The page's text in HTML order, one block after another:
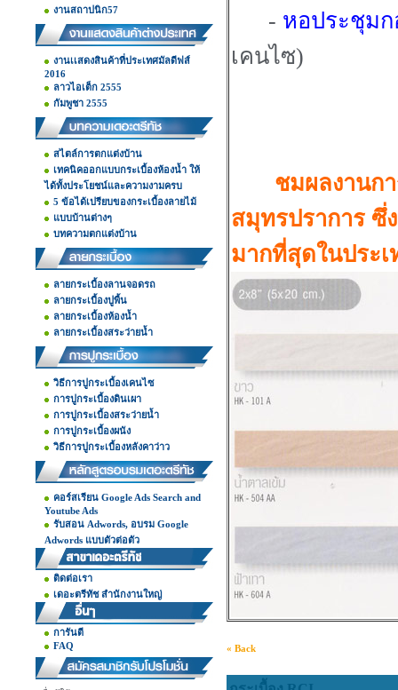
งานสถาปนิก57
งานเเสดงสินค้าที่ประเทศมัลดีฟส์
2016
ลาวไอเต็ก 2555
กัมพูชา 2555
สไตล์การตกแต่งบ้าน
เทคนิคออกแบบกระเบื้องห้องน้ำ ให้
ได้ทั้งประโยชน์และความงามครบ
5 ข้อได้เปรียบของกระเบื้องลายไม้
แบบบ้านต่างๆ
บทความตกแต่งบ้าน
ลายกระเบื้องลานจอดรถ
ลายกระเบื้องปูพื้น
ลายกระเบื้องห้องน้ำ
ลายกระเบื้องสระว่ายน้ำ
วิธีการปูกระเบื้องเคนไซ
การปูกระเบื้องดินเผา
การปูกระเบื้องสระว่ายน้ำ
การปูกระเบื้องผนัง
วิธีการปูกระเบื้องหลังคาว่าว
คอร์สเรียน Google Ads Search and
Youtube Ads
รับสอน Adwords, อบรม Google
Adwords แบบตัวต่อตัว
ติดต่อเรา
เดอะตรีทัช สำนักงานใหญ่
การันตี
FAQ
- หอประชุมก
เคนไซ)
ชมผลงานก
สมุทรปราการ ซึ่
มากที่สุดในประเ
« Back